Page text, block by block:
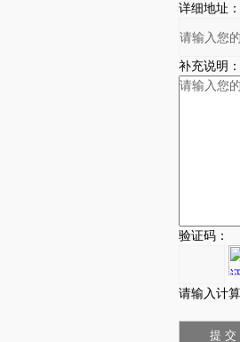
详细地址：
补充说明：
验证码：
请输入计